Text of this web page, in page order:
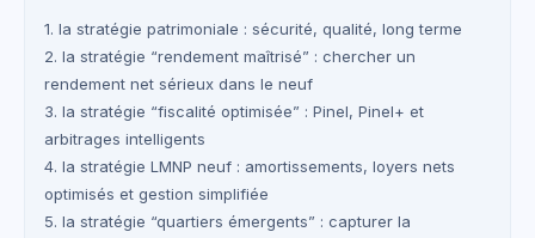
1. la stratégie patrimoniale : sécurité, qualité, long terme
2. la stratégie “rendement maîtrisé” : chercher un
rendement net sérieux dans le neuf
3. la stratégie “fiscalité optimisée” : Pinel, Pinel+ et
arbitrages intelligents
4. la stratégie LMNP neuf : amortissements, loyers nets
optimisés et gestion simplifiée
5. la stratégie “quartiers émergents” : capturer la